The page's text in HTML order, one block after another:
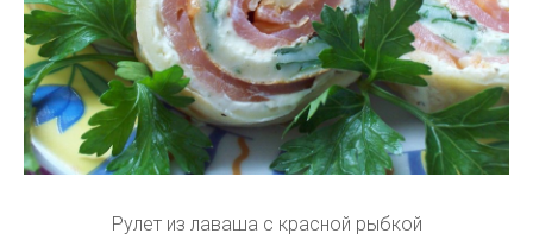
Рулет из лаваша с красной рыбкой